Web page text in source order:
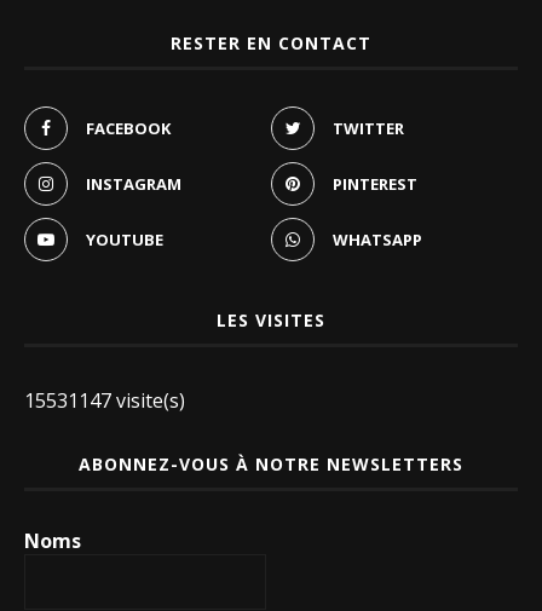
RESTER EN CONTACT
FACEBOOK TWITTER
INSTAGRAM PINTEREST
YOUTUBE WHATSAPP
LES VISITES
15531147 visite(s)
ABONNEZ-VOUS À NOTRE NEWSLETTERS
Noms